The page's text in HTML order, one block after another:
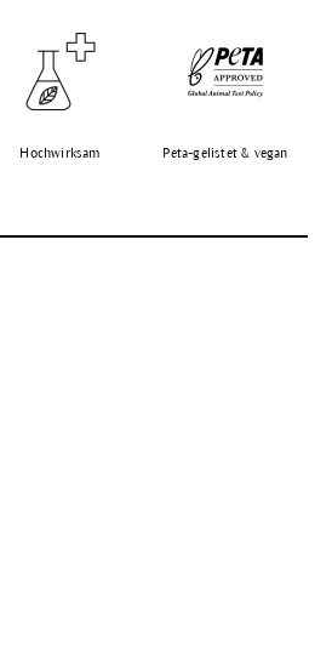
Hochwirksam Peta-gelistet & vegan